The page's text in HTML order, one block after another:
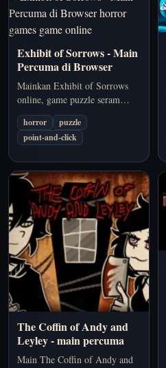
Exhibit of Sorrows - Main
Percuma di Browser
Mainkan Exhibit of Sorrows
online, game puzzle seram
percuma yang berlatar pameran
sarkas yang menyeleweng.
Selesaikan teka-teki
kengerian di sebalik setiap
paparan.
horror
puzzle
point-and-click
The Coffin of Andy and
Leyley - main percuma
Main The Coffin of Andy and